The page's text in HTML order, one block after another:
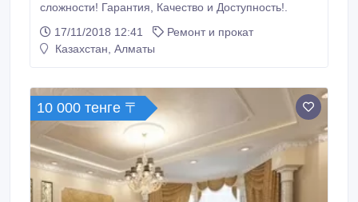
сложности! Гарантия, Качество и Доступность!.
17/11/2018 12:41
Ремонт и прокат
Казахстан, Алматы
10 000 тенге 〒